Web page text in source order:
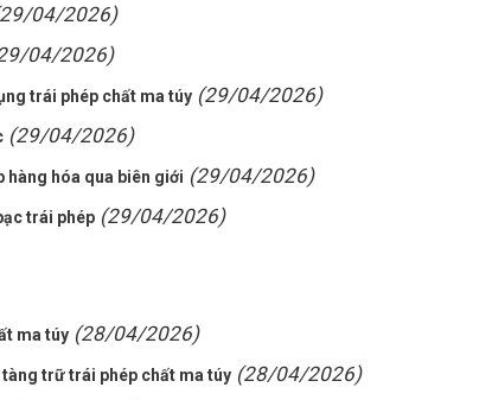
04/2026)
04/2026)
trái phép chất ma túy (29/04/2026)
(29/04/2026)
hàng hóa qua biên giới (29/04/2026)
trái phép (29/04/2026)
ma túy (28/04/2026)
trữ trái phép chất ma túy (28/04/2026)